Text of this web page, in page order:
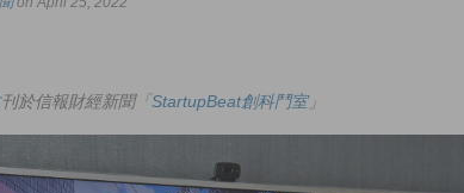
刊於信報財經新聞「StartupBeat創科鬥室」